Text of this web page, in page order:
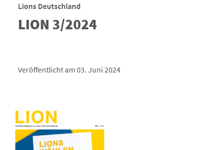
Lions Deutschland
LION 3/2024
Veröffentlicht am 03. Juni 2024